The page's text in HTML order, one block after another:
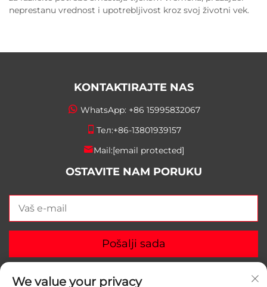
neprestanu vrednost i upotrebljivost kroz svoj životni vek.
KONTAKTIRAJTE NAS
WhatsApp: +86 15995832067
Тел:+86-13801939157
Mail:[email protected]
OSTAVITE NAM PORUKU
Pošalji sada
We value your privacy